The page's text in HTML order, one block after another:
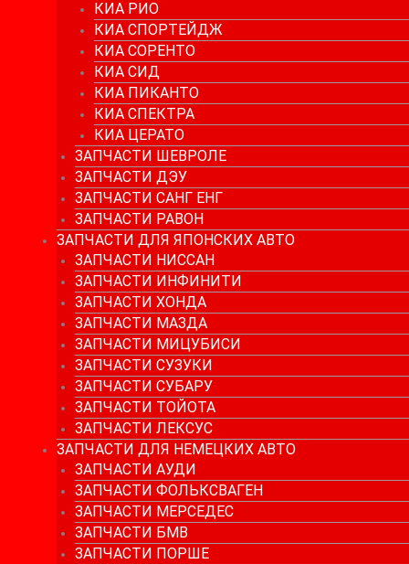
КИА РИО
КИА СПОРТЕЙДЖ
КИА СОРЕНТО
КИА СИД
КИА ПИКАНТО
КИА СПЕКТРА
КИА ЦЕРАТО
ЗАПЧАСТИ ШЕВРОЛЕ
ЗАПЧАСТИ ДЭУ
ЗАПЧАСТИ САНГ ЕНГ
ЗАПЧАСТИ РАВОН
ЗАПЧАСТИ ДЛЯ ЯПОНСКИХ АВТО
ЗАПЧАСТИ НИССАН
ЗАПЧАСТИ ИНФИНИТИ
ЗАПЧАСТИ ХОНДА
ЗАПЧАСТИ МАЗДА
ЗАПЧАСТИ МИЦУБИСИ
ЗАПЧАСТИ СУЗУКИ
ЗАПЧАСТИ СУБАРУ
ЗАПЧАСТИ ТОЙОТА
ЗАПЧАСТИ ЛЕКСУС
ЗАПЧАСТИ ДЛЯ НЕМЕЦКИХ АВТО
ЗАПЧАСТИ АУДИ
ЗАПЧАСТИ ФОЛЬКСВАГЕН
ЗАПЧАСТИ МЕРСЕДЕС
ЗАПЧАСТИ БМВ
ЗАПЧАСТИ ПОРШЕ